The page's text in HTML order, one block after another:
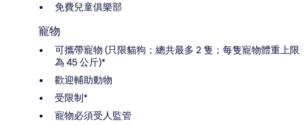
免費兒童俱樂部
寵物
可攜帶寵物 (只限貓狗；總共最多 2 隻；每隻寵物體重上限
為 45 公斤)*
歡迎輔助動物
受限制*
寵物必須受人監管